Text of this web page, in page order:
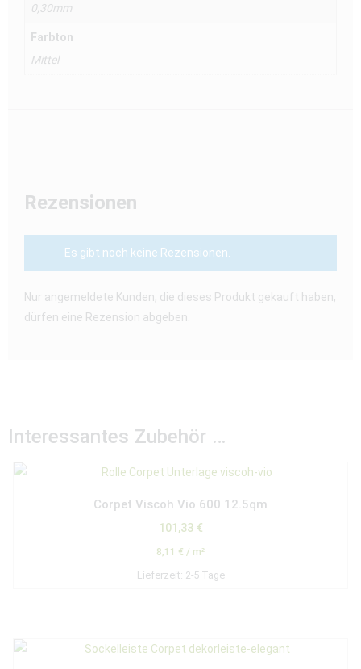
0,30mm
Farbton
Mittel
Rezensionen
Es gibt noch keine Rezensionen.
Nur angemeldete Kunden, die dieses Produkt gekauft haben,
dürfen eine Rezension abgeben.
Interessantes Zubehör …
Corpet Viscoh Vio 600 12.5qm
101,33 €
8,11 € / m²
Lieferzeit: 2-5 Tage